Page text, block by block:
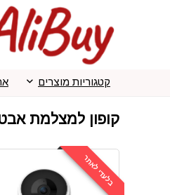
קטגוריות מוצרים
קופון למצלמת
בלעדי לאתר